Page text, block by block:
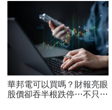
「落後群創」成最後稻草？
華邦電可以買嗎？財報亮眼
股價卻吞半根跌停…不只外